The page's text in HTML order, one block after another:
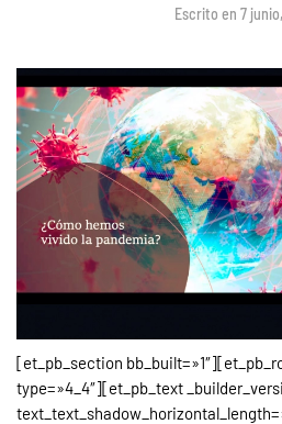
Escrito en 7
[et_pb_section
type=»4_4″][et_pb_text